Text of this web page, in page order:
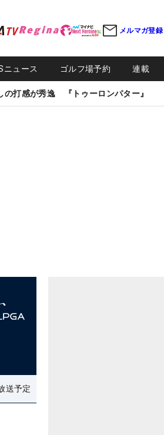
メルマガ登録
ニュース ゴルフ場予約 連載
の打感が秀逸 『トゥーロンパター』
送予定